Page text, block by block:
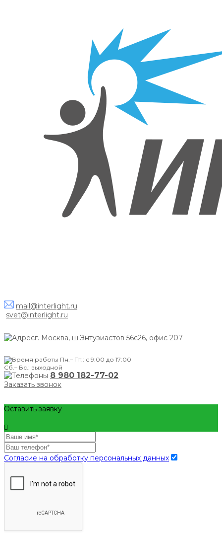
mail@interlight.ru
svet@interlight.ru
г. Москва, ш.Энтузиастов 56с26, офис 207
Пн.– Пт.: с 9:00 до 17:00
Сб.– Вс.: выходной
8 980 182-77-02
Заказать звонок
Оставить заявку
Согласие на обработку персональных данных